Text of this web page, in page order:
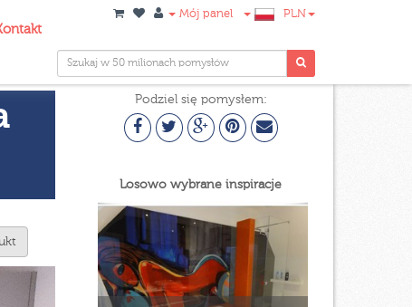
Mój panel PLN
Podziel się pomysłem:
Losowo wybrane inspiracje